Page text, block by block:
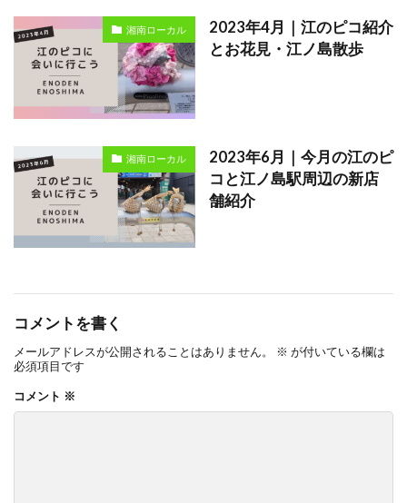
湘南ローカル
2023年4月｜江のピコ紹介
とお花見・江ノ島散歩
湘南ローカル
2023年6月｜今月の江のピ
コと江ノ島駅周辺の新店
舗紹介
コメントを書く
メールアドレスが公開されることはありません。 ※ が付いている欄は
必須項目です
コメント ※